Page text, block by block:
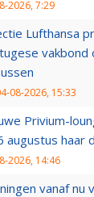
2026, 7:29
Lufthansa
vakbond
08-2026, 15:33
Privium-
augustus haar
2026, 14:46
vanaf nu